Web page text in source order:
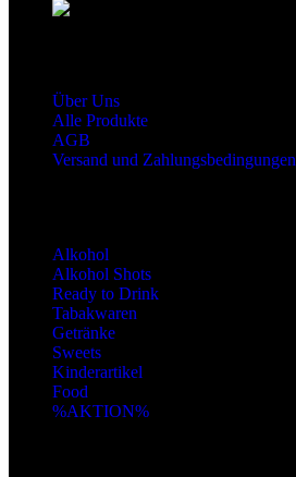
Über Uns
Alle Produkte
AGB
Versand und Zahlungsbedingungen
Alkohol
Alkohol Shots
Ready to Drink
Tabakwaren
Getränke
Sweets
Kinderartikel
Food
%AKTION%